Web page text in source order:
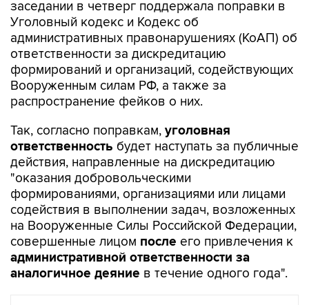
заседании в четверг поддержала поправки в
Уголовный кодекс и Кодекс об
административных правонарушениях (КоАП) об
ответственности за дискредитацию
формирований и организаций, содействующих
Вооруженным силам РФ, а также за
распространение фейков о них.
Так, согласно поправкам, уголовная
ответственность будет наступать за публичные
действия, направленные на дискредитацию
"оказания добровольческими
формированиями, организациями или лицами
содействия в выполнении задач, возложенных
на Вооруженные Силы Российской Федерации,
совершенные лицом после его привлечения к
административной ответственности за
аналогичное деяние в течение одного года".